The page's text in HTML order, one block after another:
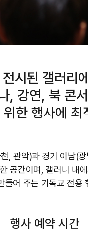
시된 갤러리
, 강연, 북 콘
한 행사에 최
, 관악)과 경기 이남(
공간이며, 갤러니 내
들어 주는 기독교 전용
행사 예약 시간